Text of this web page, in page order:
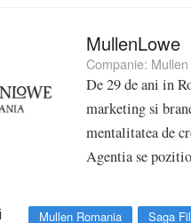
MullenLowe
Companie:
De 29 de ani in
marketing si
mentalitatea de
Agentia se
Mullen Romania Saga